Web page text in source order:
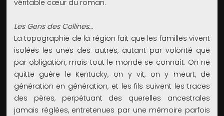
véritable cœur du roman.
Les Gens des Collines…
La topographie de la région fait que les familles vivent
isolées les unes des autres, autant par volonté que
par obligation, mais tout le monde se connaît. On ne
quitte guère le Kentucky, on y vit, on y meurt, de
génération en génération, et les fils suivent les traces
des pères, perpétuant des querelles ancestrales
jamais réglées, entretenues par une mémoire parfois